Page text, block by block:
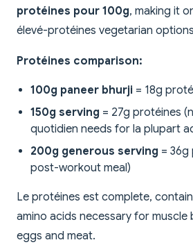
protéines pour 100g, making it
élevé-protéines vegetarian
Protéines comparison:
100g paneer bhurji = 18g
150g serving = 27g protéines
quotidien needs for la plupart
200g generous serving = 36g
post-workout meal)
Le protéines est complete,
amino acids necessary for muscle
eggs and meat.